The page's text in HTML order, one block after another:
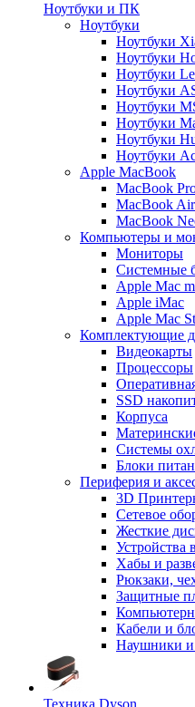
Ноутбуки и ПК
Ноутбуки
Ноутбуки
Ноутбуки
Ноутбуки
Ноутбуки
Ноутбуки
Ноутбуки
Ноутбуки
Ноутбуки
Apple MacBook
MacBook
MacBook Air
MacBook
Компьютеры и
Мониторы
Системные
Apple Mac
Apple iMac
Apple Mac
Комплектующие
Видеокарты
Процессоры
SSD
Корпуса
Системы
Блоки
Периферия и
3D
Сетевое
Жесткие
Устройства
Хабы и
Рюкзаки,
Защитные
Кабели и
Наушники и
Техника Dyson